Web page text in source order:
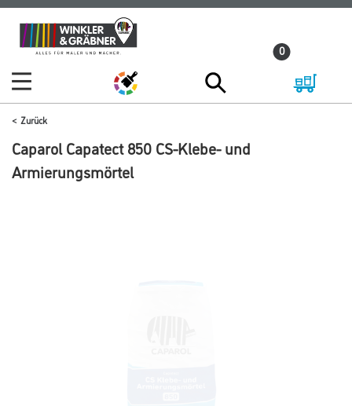
Zum
Inhalt
Zum
Navigationsmenü
0
Zurück
Caparol Capatect 850 CS-Klebe- und
Armierungsmörtel